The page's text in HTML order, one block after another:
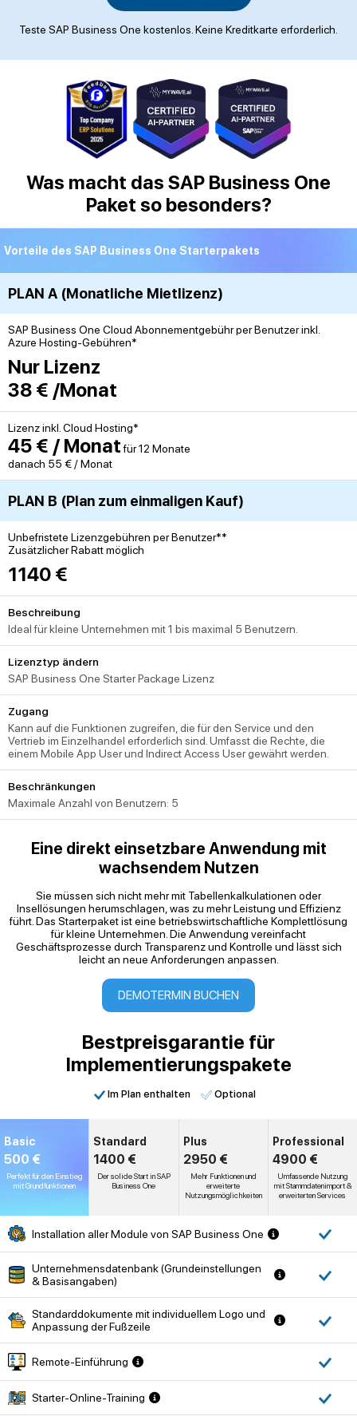
Teste SAP Business One kostenlos. Keine Kreditkarte erforderlich.
Was macht das SAP Business One
Paket so besonders?
Vorteile des SAP Business One Starterpakets
PLAN A (Monatliche Mietlizenz)
SAP Business One Cloud Abonnementgebühr per Benutzer inkl.
Azure Hosting-Gebühren*
Nur Lizenz
38 € /Monat
Lizenz inkl. Cloud Hosting*
45 € / Monatfür 12 Monate
danach 55 € / Monat
PLAN B (Plan zum einmaligen Kauf)
Unbefristete Lizenzgebühren per Benutzer**
Zusätzlicher Rabatt möglich
1140 €
Beschreibung
Ideal für kleine Unternehmen mit 1 bis maximal 5 Benutzern.
Lizenztyp ändern
SAP Business One Starter Package Lizenz
Zugang
Kann auf die Funktionen zugreifen, die für den Service und den
Vertrieb im Einzelhandel erforderlich sind. Umfasst die Rechte, die
einem Mobile App User und Indirect Access User gewährt werden.
Beschränkungen
Maximale Anzahl von Benutzern: 5
Eine direkt einsetzbare Anwendung mit
wachsendem Nutzen
Sie müssen sich nicht mehr mit Tabellenkalkulationen oder
Insellösungen herumschlagen, was zu mehr Leistung und Effizienz
führt. Das Starterpaket ist eine betriebswirtschaftliche Komplettlösung
für kleine Unternehmen. Die Anwendung vereinfacht
Geschäftsprozesse durch Transparenz und Kontrolle und lässt sich
leicht an neue Anforderungen anpassen.
DEMOTERMIN BUCHEN
Bestpreisgarantie für
Implementierungspakete
Im Plan enthalten Optional
Basic
500 €
Perfekt für den Einstieg
mit Grundfunktionen
Standard
1400 €
Der solide Start in SAP
Business One
Plus
2950 €
Mehr Funktionen und
erweiterte
Nutzungsmöglichkeiten
Professional
4900 €
Umfassende Nutzung
mit Stammdatenimport &
erweiterten Services
Installation aller Module von SAP Business One
Unternehmensdatenbank (Grundeinstellungen
& Basisangaben)
Standarddokumente mit individuellem Logo und
Anpassung der Fußzeile
Remote-Einführung
Starter-Online-Training